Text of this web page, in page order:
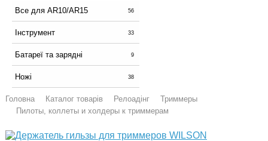
Все для AR10/AR15 56
Інструмент 33
Батареї та зарядні 9
Ножі 38
Головна Каталог товарів Релоадінг
Триммеры
Пилоты, коллеты и холдеры к триммерам